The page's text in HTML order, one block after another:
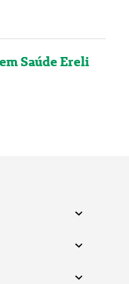
Saúde Ereli